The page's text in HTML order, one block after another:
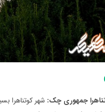
جمهوری چک: شهر کوتناهرا